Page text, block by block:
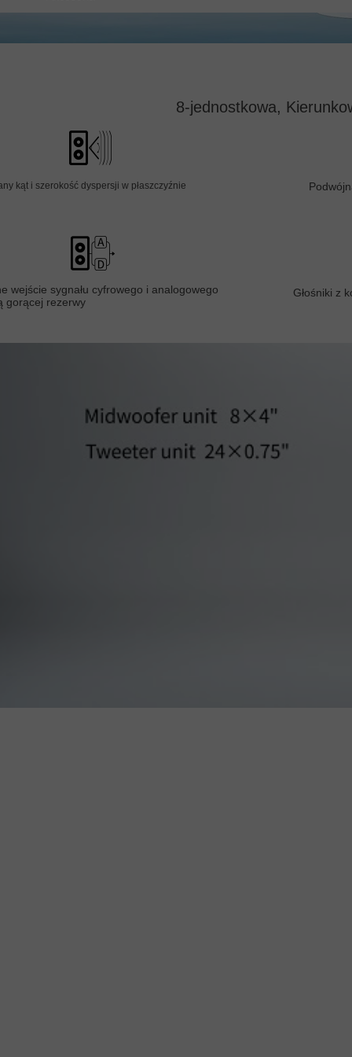
wejście sygnału cyfrowego i analogowego
gorącej rezerwy
Głośniki z
kąt i szerokość dyspersji w płaszczyźnie
8-jednostkowa,